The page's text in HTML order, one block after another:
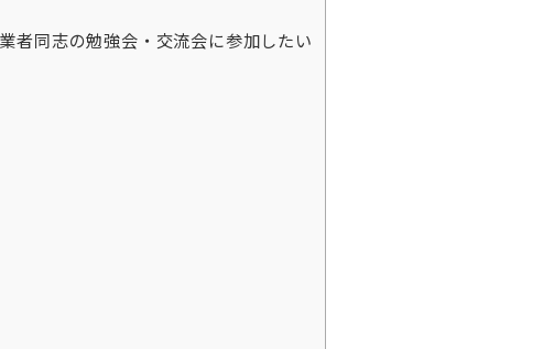
者同志の勉強会・交流会に参加したい